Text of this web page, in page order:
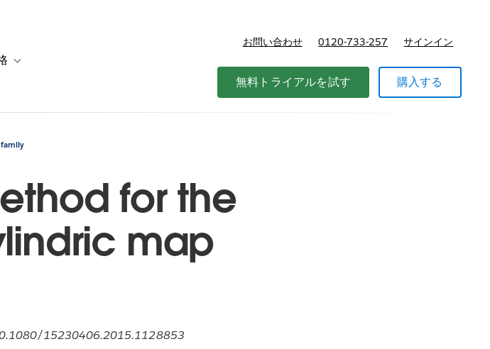
ンfor リソース
Toggle sub-navigation for プランと価格
お問い合わせ 0120-733-257 サインイン
無料トライアルを試す 購入する
for the
map
15230406.2015.1128853